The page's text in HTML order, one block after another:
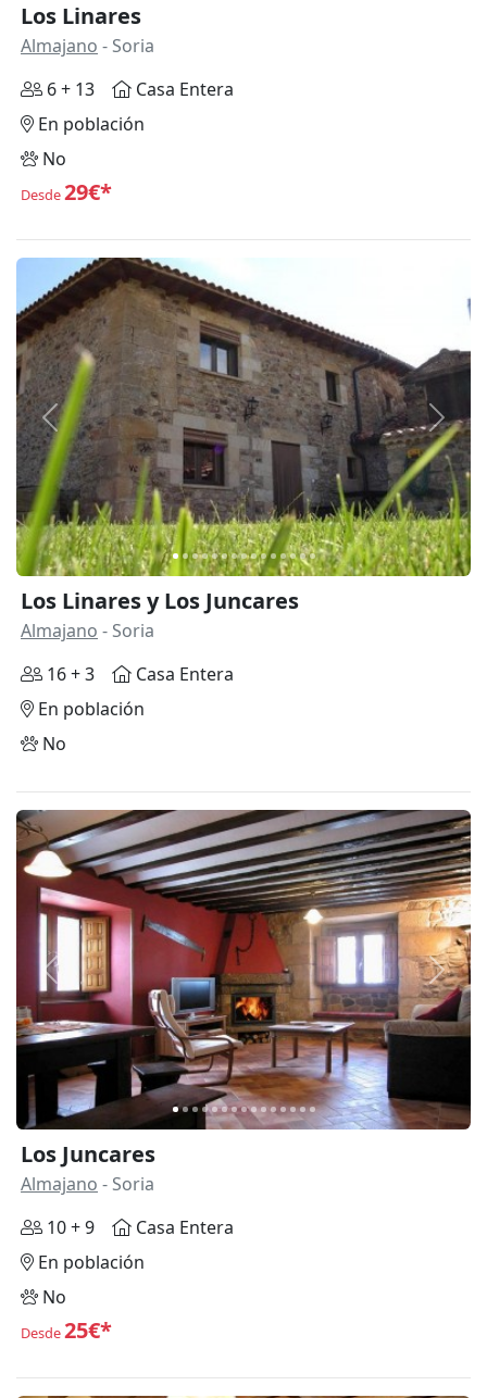
Los Linares
Almajano - Soria
6 + 13
Casa Entera
En población
No
Desde29€*
Anterior
Los Linares y Los Juncares
Almajano - Soria
16 + 3
Casa Entera
En población
No
Anterior
Los Juncares
Almajano - Soria
10 + 9
Casa Entera
En población
No
Desde25€*